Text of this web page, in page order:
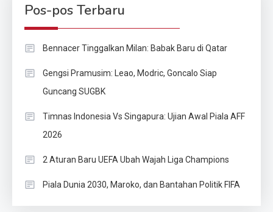
Pos-pos Terbaru
Bennacer Tinggalkan Milan: Babak Baru di Qatar
Gengsi Pramusim: Leao, Modric, Goncalo Siap
Guncang SUGBK
Timnas Indonesia Vs Singapura: Ujian Awal Piala AFF
2026
2 Aturan Baru UEFA Ubah Wajah Liga Champions
Piala Dunia 2030, Maroko, dan Bantahan Politik FIFA